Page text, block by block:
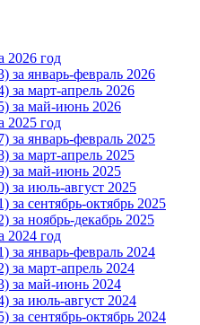
2026 год
январь-февраль 2026
март-апрель 2026
за май-июнь 2026
2025 год
январь-февраль 2025
март-апрель 2025
за май-июнь 2025
июль-август 2025
сентябрь-октябрь 2025
ноябрь-декабрь 2025
2024 год
январь-февраль 2024
март-апрель 2024
за май-июнь 2024
июль-август 2024
сентябрь-октябрь 2024